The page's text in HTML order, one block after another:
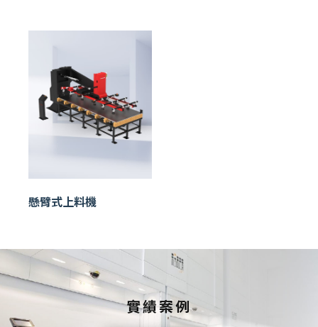
懸臂式上料機
實績案例